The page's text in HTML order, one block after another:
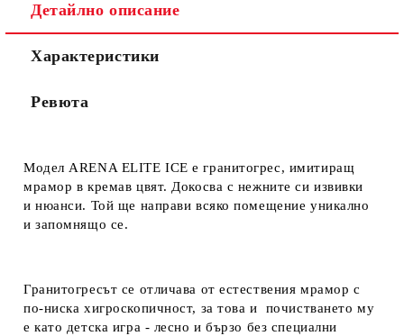
Детайлно описание
Характеристики
Ревюта
Модел ARENA ELITE ICE е гранитогрес, имитиращ
мрамор в кремав цвят. Докосва с нежните си извивки
и нюанси. Той ще направи всяко помещение уникално
и запомнящо се.
Гранитогресът се отличава от естествения мрамор с
по-ниска хигроскопичност, за това и почистването му
е като детска игра - лесно и бързо без специални